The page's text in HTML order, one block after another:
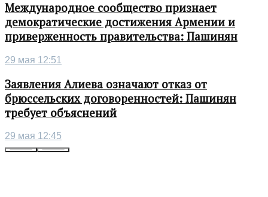
Международное сообщество признает
демократические достижения Армении и
приверженность правительства: Пашинян
29 мая 12:51
Заявления Алиева означают отказ от
брюссельских договоренностей: Пашинян
требует объяснений
29 мая 12:45